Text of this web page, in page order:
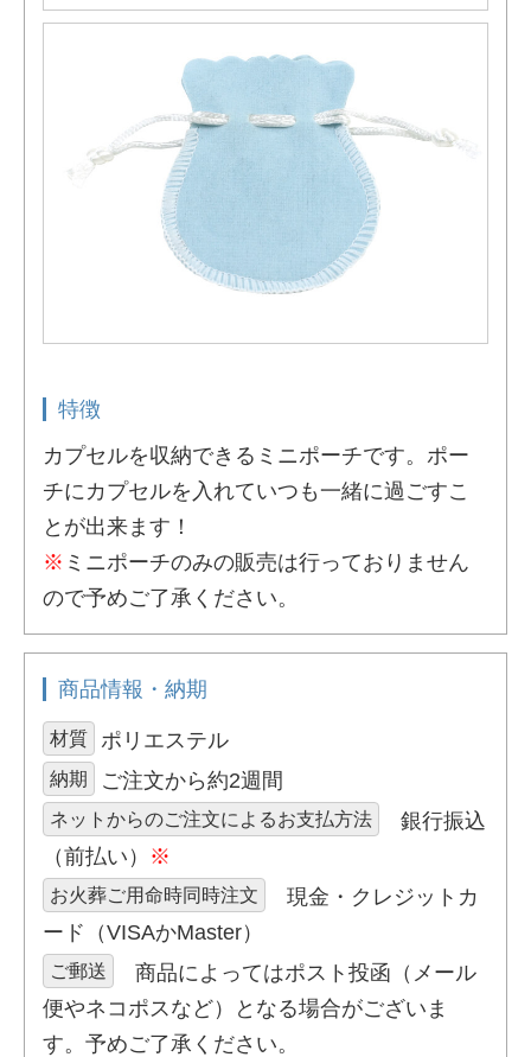
特徴
カプセルを収納できるミニポーチです。ポー
チにカプセルを入れていつも一緒に過ごすこ
とが出来ます！
※ ミニポーチのみの販売は行っておりません
ので予めご了承ください。
商品情報・納期
材質 ポリエステル
納期 ご注文から約2週間
ネットからのご注文によるお支払方法
銀行振込
（前払い）
※
お火葬ご用命時同時注文
現金・クレジットカ
ード（VISAかMaster）
ご郵送
商品によってはポスト投函（メール
便やネコポスなど）となる場合がございま
す。予めご了承ください。